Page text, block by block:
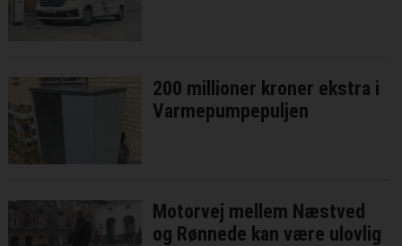
200 millioner kroner ekstra i
Varmepumpepuljen
Motorvej mellem Næstved
og Rønnede kan være ulovlig